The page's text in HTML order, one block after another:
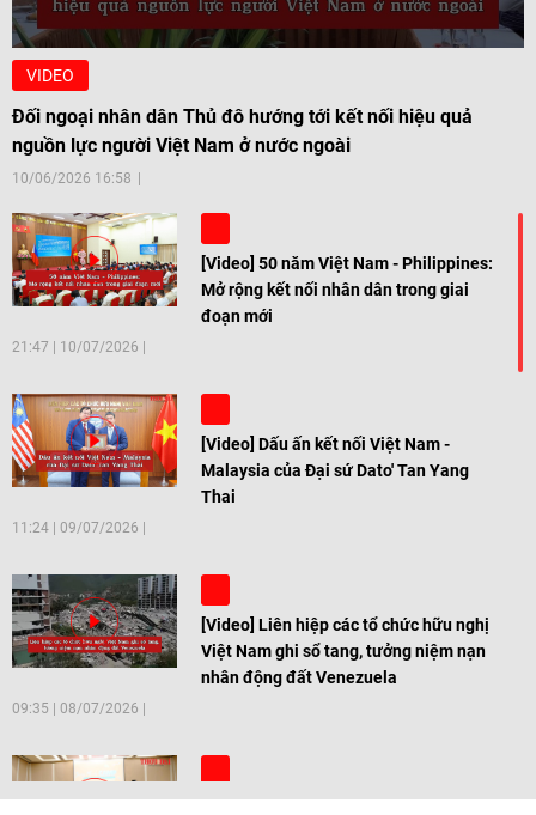
VIDEO
Đối ngoại nhân dân Thủ đô hướng tới kết nối hiệu quả
nguồn lực người Việt Nam ở nước ngoài
10/06/2026 16:58
[Video] 50 năm Việt Nam - Philippines:
Mở rộng kết nối nhân dân trong giai
đoạn mới
21:47 10/07/2026
[Video] Dấu ấn kết nối Việt Nam -
Malaysia của Đại sứ Dato' Tan Yang
Thai
11:24 09/07/2026
[Video] Liên hiệp các tổ chức hữu nghị
Việt Nam ghi sổ tang, tưởng niệm nạn
nhân động đất Venezuela
09:35 08/07/2026
[Video] Trẻ em Đông Á cùng kiến tạo